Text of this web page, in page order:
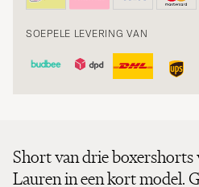
SOEPELE LEVERING VAN
Short van drie boxershorts
Lauren in een kort model.